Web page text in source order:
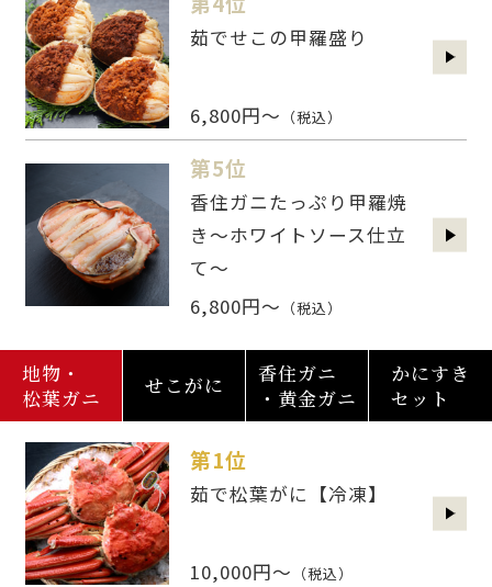
茹でせこの甲羅盛り
6,800円～ （税込）
第5位
香住ガニたっぷり甲羅焼
き～ホワイトソース仕立
て～
6,800円～ （税込）
地物・
松葉ガニ
せこがに
香住ガニ
・黄金ガニ
かにすき
セット
第1位
茹で松葉がに【冷凍】
10,000円～ （税込）